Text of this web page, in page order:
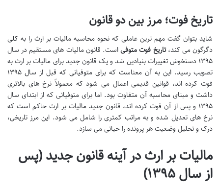
تاریخ فوت؛ مرز بین دو قانون
شاید بتوان گفت مهم ترین عاملی که نحوه محاسبه مالیات بر ارث را به کلی
دگرگون می کند،تاریخ فوت متوفیاست. قانون مالیات های مستقیم در سال
۱۳۹۵ دستخوش تغییرات بنیادین شد و یک قانون جدید برای مالیات بر ارث به
تصویب رسید. این به آن معناست که برای متوفیانی که قبل از سال ۱۳۹۵
فوت کرده اند، قوانین قدیمی اعمال می شود که معمولاً نرخ های بالاتری
داشت و مبنای محاسبه آن متفاوت بود. اما برای متوفیانی که از ابتدای سال
۱۳۹۵ و پس از آن فوت کرده اند، قانون جدید مالیات بر ارث حاکم است که
نرخ های تعدیل شده و به مراتب کمتری را شامل می شود. این مرز تاریخی،
درک و تحلیل وضعیت هر پرونده را حیاتی می سازد.
مالیات بر ارث در آینه قانون جدید (پس
از سال ۱۳۹۵)